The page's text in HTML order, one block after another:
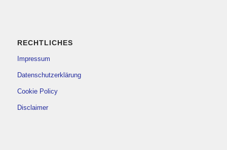
RECHTLICHES
Impressum
Datenschutzerklärung
Cookie Policy
Disclaimer